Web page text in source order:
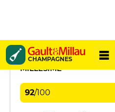
CHAMPAGNES
R. Dumont & Fils
MILLÉSIME
92/100